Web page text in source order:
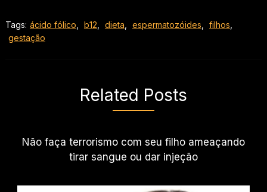
Tags: ácido fólico b12 dieta espermatozóides filhos
gestação
Related Posts
Não faça terrorismo com seu filho ameaçando
tirar sangue ou dar injeção